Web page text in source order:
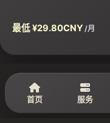
首页 服务
最低 ¥29.80CNY /月